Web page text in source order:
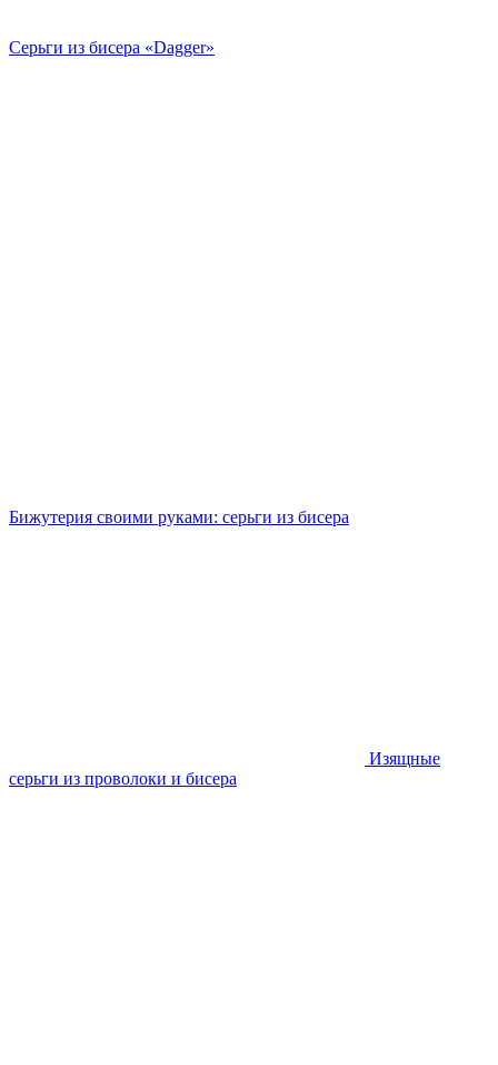
Серьги из бисера «Dagger»
Бижутерия своими руками: серьги из бисера
Изящные
серьги из проволоки и бисера